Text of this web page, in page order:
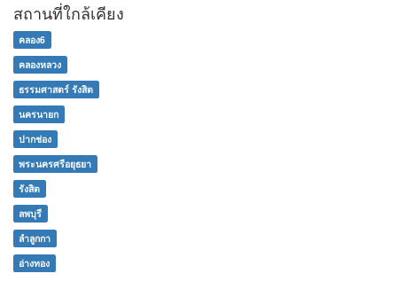
สถานที่ใกล้เคียง
คลอง6
คลองหลวง
ธรรมศาสตร์ รังสิต
นครนายก
ปากช่อง
พระนครศรีอยุธยา
รังสิต
ลพบุรี
ลำลูกกา
อ่างทอง